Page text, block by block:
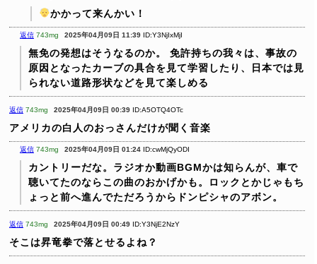
かかって来んかい！
返信 743mg 2025年04月09日 11:39 ID:Y3NjIxMjI
無免の発想はそうなるのか。
免許持ちの我々は、事故の
原因となったカーブの具合を見て学習したり、日本では見
られない道路形状などを見て楽しめる
返信 743mg 2025年04月09日 00:39 ID:A5OTQ4OTc
アメリカの白人のおっさんだけが聞く音楽
返信 743mg 2025年04月09日 01:24 ID:cwMjQyODI
カントリーだな。ラジオか動画BGMかは知らんが、車で
聴いてたのならこの曲のおかげかも。ロックとかじゃもち
ょっと前へ進んでただろうからドンピシャのアボン。
返信 743mg 2025年04月09日 00:49 ID:Y3NjE2NzY
そこは昇竜拳で落とせるよね？